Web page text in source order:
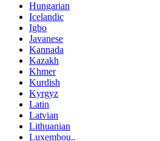
Hungarian
Icelandic
Igbo
Javanese
Kannada
Kazakh
Khmer
Kurdish
Kyrgyz
Latin
Latvian
Lithuanian
Luxembou..